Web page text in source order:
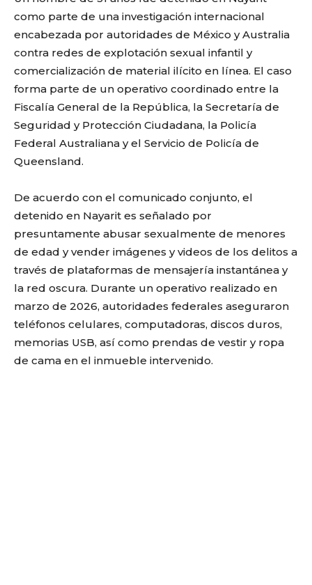
como parte de una investigación internacional
encabezada por autoridades de México y Australia
contra redes de explotación sexual infantil y
comercialización de material ilícito en línea. El caso
forma parte de un operativo coordinado entre la
Fiscalía General de la República, la Secretaría de
Seguridad y Protección Ciudadana, la Policía
Federal Australiana y el Servicio de Policía de
Queensland.
De acuerdo con el comunicado conjunto, el
detenido en Nayarit es señalado por
presuntamente abusar sexualmente de menores
de edad y vender imágenes y videos de los delitos a
través de plataformas de mensajería instantánea y
la red oscura. Durante un operativo realizado en
marzo de 2026, autoridades federales aseguraron
teléfonos celulares, computadoras, discos duros,
memorias USB, así como prendas de vestir y ropa
de cama en el inmueble intervenido.